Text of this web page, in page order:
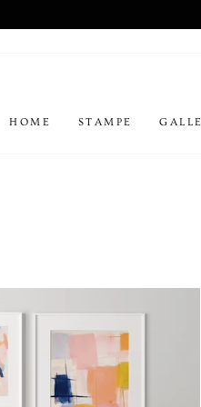
HOME STAMPE